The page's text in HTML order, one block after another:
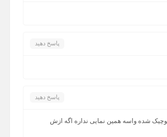
پاسخ دهید
پاسخ دهید
شده واسه همین نمایی نداره اگه ازش